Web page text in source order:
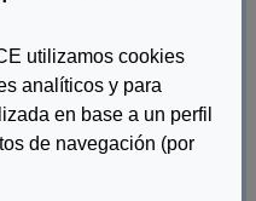
utilizamos cookies
analíticos y para
en base a un perfil
de navegación (por
Conoce